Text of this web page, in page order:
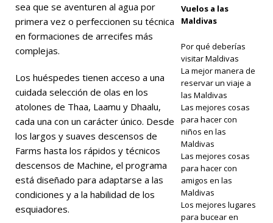
BUCEO Y
Amilla
Maldives
gana el
premio
OutThere
sea que se aventuren al agua por
primera vez o perfeccionen su técnica
en formaciones de arrecifes más
complejas.
Los huéspedes tienen acceso a una
cuidada selección de olas en los
atolones de Thaa, Laamu y Dhaalu,
cada una con un carácter único. Desde
los largos y suaves descensos de
Farms hasta los rápidos y técnicos
descensos de Machine, el programa
está diseñado para adaptarse a las
condiciones y a la habilidad de los
esquiadores.
Vuelos a las
Maldivas
Por qué deberías
visitar Maldivas
La mejor manera de
reservar un viaje a
las Maldivas
Las mejores cosas
para hacer con
niños en las
Maldivas
Las mejores cosas
para hacer con
amigos en las
Maldivas
Los mejores lugares
para bucear en